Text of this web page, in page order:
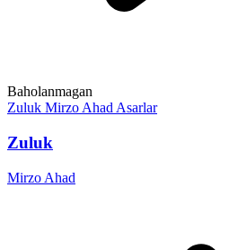
Baholanmagan
Zuluk Mirzo Ahad Asarlar
Zuluk
Mirzo Ahad